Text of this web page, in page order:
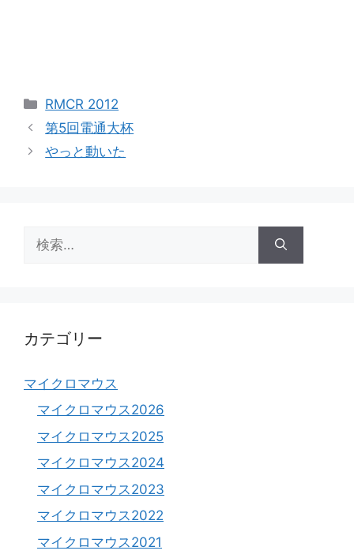
カ
テ
ゴ
リ
RMCR 2012
第5回電通大杯
やっと動いた
索:
カテゴリー
マイクロマウス
マイクロマウス2026
マイクロマウス2025
マイクロマウス2024
マイクロマウス2023
マイクロマウス2022
マイクロマウス2021